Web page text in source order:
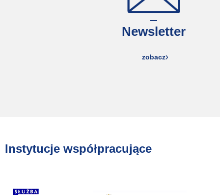
Newsletter
zobacz
Instytucje współpracujące